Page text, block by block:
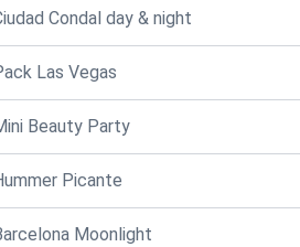
Condal day & night
Las Vegas
Beauty Party
Picante
Moonlight